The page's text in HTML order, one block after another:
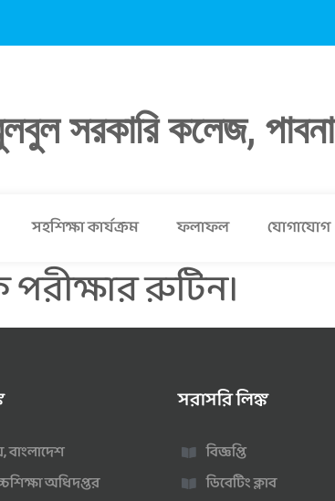
সরকারি কলেজ, পাবনা
সহশিক্ষা কার্যক্রম ফলাফল যোগাযোগ
পরীক্ষার রুটিন।
বাংলাদেশ
অধিদপ্তর
সরাসরি লিঙ্ক
বিজ্ঞপ্তি
ডিবেটিং ক্লাব